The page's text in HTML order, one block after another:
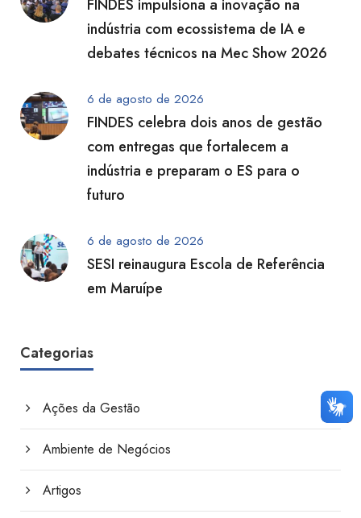
FINDES impulsiona a inovação na
indústria com ecossistema de IA e
debates técnicos na Mec Show 2026
6 de agosto de 2026
FINDES celebra dois anos de gestão
com entregas que fortalecem a
indústria e preparam o ES para o
futuro
6 de agosto de 2026
SESI reinaugura Escola de Referência
em Maruípe
Categorias
Ações da Gestão
Ambiente de Negócios
Artigos